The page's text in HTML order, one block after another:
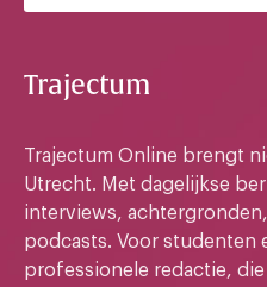
Trajectum
Trajectum Online brengt
Utrecht. Met dagelijkse
interviews,
podcasts. Voor studenten
professionele redactie,